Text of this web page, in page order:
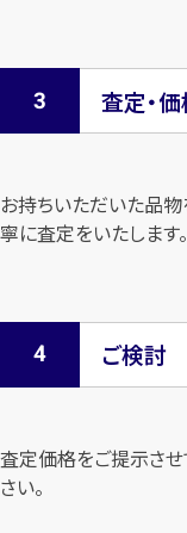
査定・
お持ちいただいた品
寧に査定をいたします。
ご検討
査定価格をご提示させ
さい。